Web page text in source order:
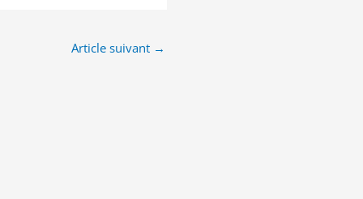
Article suivant →